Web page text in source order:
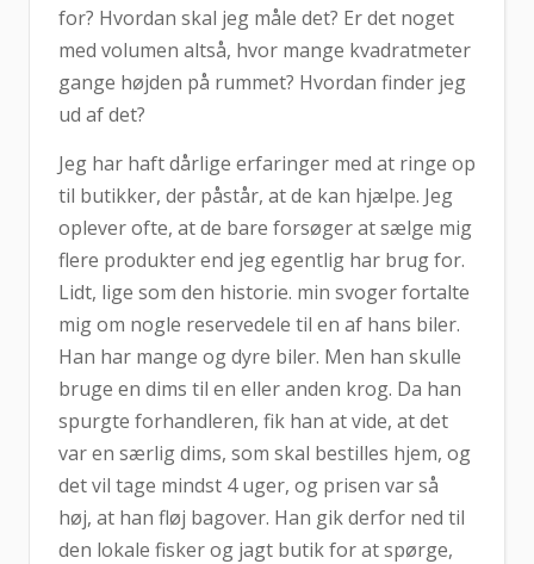
for? Hvordan skal jeg måle det? Er det noget
med volumen altså, hvor mange kvadratmeter
gange højden på rummet? Hvordan finder jeg
ud af det?
Jeg har haft dårlige erfaringer med at ringe op
til butikker, der påstår, at de kan hjælpe. Jeg
oplever ofte, at de bare forsøger at sælge mig
flere produkter end jeg egentlig har brug for.
Lidt, lige som den historie. min svoger fortalte
mig om nogle reservedele til en af hans biler.
Han har mange og dyre biler. Men han skulle
bruge en dims til en eller anden krog. Da han
spurgte forhandleren, fik han at vide, at det
var en særlig dims, som skal bestilles hjem, og
det vil tage mindst 4 uger, og prisen var så
høj, at han fløj bagover. Han gik derfor ned til
den lokale fisker og jagt butik for at spørge,